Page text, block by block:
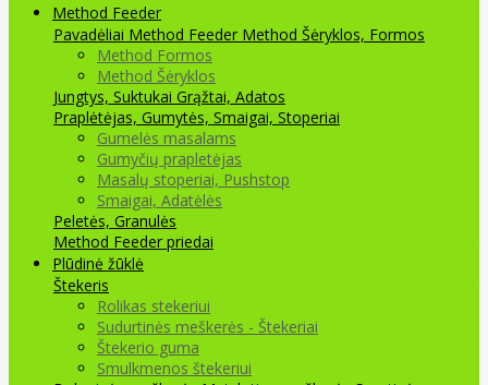
Method Feeder
Pavadėliai Method Feeder Method Šėryklos, Formos
Method Formos
Method Šėryklos
Jungtys, Suktukai Grąžtai, Adatos
Praplėtėjas, Gumytės, Smaigai, Stoperiai
Gumelės masalams
Gumyčių prapletėjas
Masalų stoperiai, Pushstop
Smaigai, Adatėlės
Peletės, Granulės
Method Feeder priedai
Plūdinė žūklė
Štekeris
Rolikas stekeriui
Sudurtinės meškerės - Štekeriai
Štekerio guma
Smulkmenos štekeriui